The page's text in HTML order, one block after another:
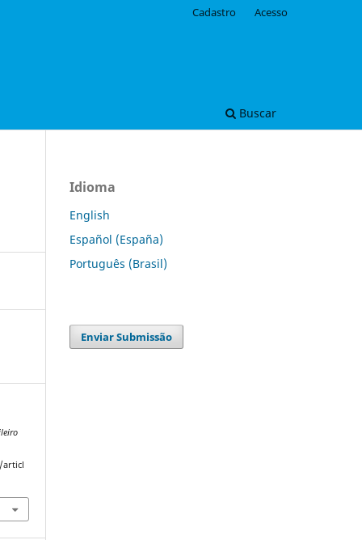
Buscar
Cadastro Acesso
articl
Idioma
English
Español (España)
Português (Brasil)
Enviar Submissão